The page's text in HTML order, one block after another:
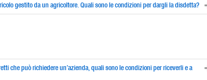
gestito da un agricoltore. Quali sono le condizioni per dargli la disdetta?
che può richiedere un’azienda, quali sono le condizioni per riceverli e a